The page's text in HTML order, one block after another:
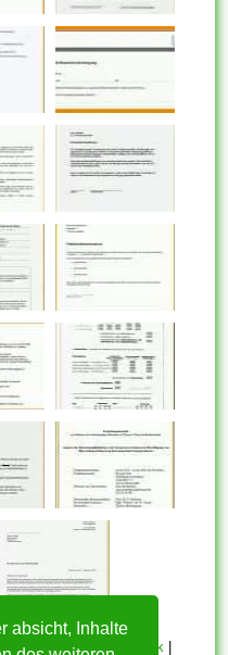
absicht, Inhalte
|Cookie Politik |